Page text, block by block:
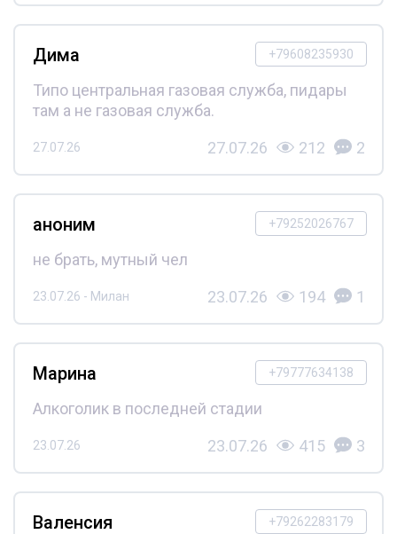
+79608235930
Дима
Типо центральная газовая служба, пидары
там а не газовая служба.
27.07.26 27.07.26 212 2
+79252026767
аноним
не брать, мутный чел
23.07.26 - Милан 23.07.26 194 1
+79777634138
Марина
Алкоголик в последней стадии
23.07.26 23.07.26 415 3
+79262283179
Валенсия